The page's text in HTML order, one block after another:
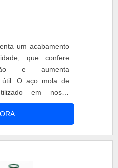
qualidade onde são
Esses fatores,
um acabamento
que confere
e aumenta
útil. O aço mola de
em nossa
ideal para sua
tranquilidade e
negócio.